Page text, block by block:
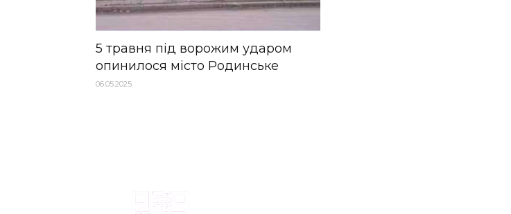
5 травня під ворожим ударом
опинилося місто Родинське
06.05.2025